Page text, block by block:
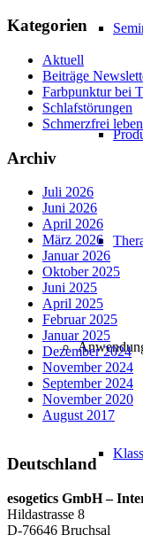
Kategorien
Aktuell
Beiträge
Farbpunktur bei
Schlafstörungen
Schmerzfrei leben
Archiv
Juli 2026
Juni 2026
April 2026
März 2026
Januar 2026
Oktober 2025
Juni 2025
April 2025
Februar 2025
Januar 2025
Dezember 2024
November 2024
September 2024
November 2020
August 2017
Deutschland
esogetics GmbH –
Hildastrasse 8
D-76646 Bruchsal